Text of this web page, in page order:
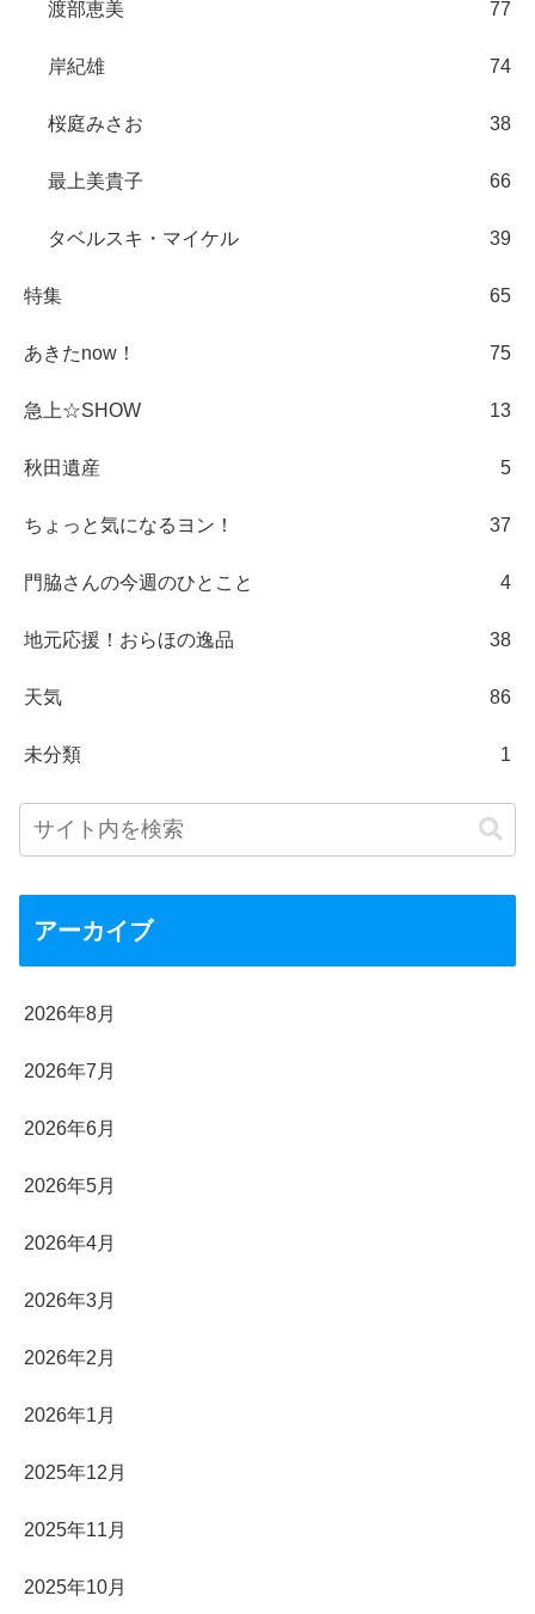
渡部恵美 77
岸紀雄 74
桜庭みさお 38
最上美貴子 66
タベルスキ・マイケル 39
特集 65
あきたnow！ 75
急上☆SHOW 13
秋田遺産 5
ちょっと気になるヨン！ 37
門脇さんの今週のひとこと 4
地元応援！おらほの逸品 38
天気 86
未分類 1
アーカイブ
2026年8月
2026年7月
2026年6月
2026年5月
2026年4月
2026年3月
2026年2月
2026年1月
2025年12月
2025年11月
2025年10月